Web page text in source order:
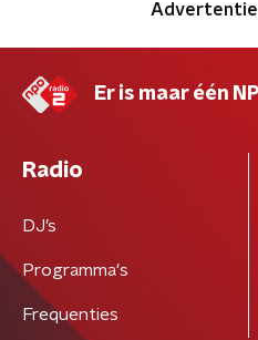
Advertentie
Er is maar één
Radio
DJ’s
Programma's
Frequenties